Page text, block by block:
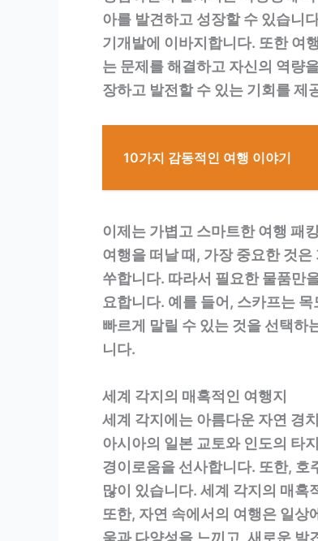
아를 발견하고 성장할 수 있습니
기개발에 이바지합니다. 또한 여
는 문제를 해결하고 자신의 역량
장하고 발전할 수 있는 기회를 제
10가지 감동적인 여행 이야기
이제는 가볍고 스마트한 여행 패킹
여행을 떠날 때, 가장 중요한 것
쑤합니다. 따라서 필요한 물품만
요합니다. 예를 들어, 스카프는
빠르게 말릴 수 있는 것을 선택하
니다.
세계 각지의 매혹적인 여행지
세계 각지에는 아름다운 자연 경
아시아의 일본 교토와 인도의 타
경이로움을 선사합니다. 또한, 호
많이 있습니다. 세계 각지의 매
또한, 자연 속에서의 여행은 일
움과 다양성을 느끼고, 새로운 발